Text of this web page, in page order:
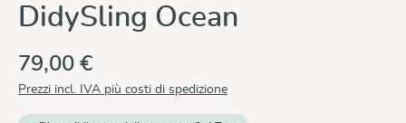
Valutazione media di 0 su 5 stelle
DidySling Ocean
79,00 €
Prezzi incl. IVA più costi di spedizione